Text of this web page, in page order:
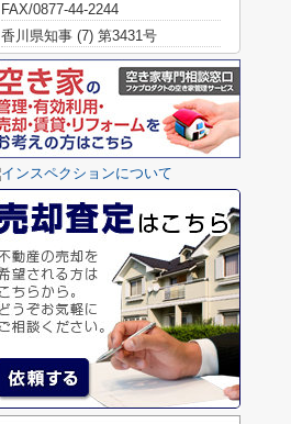
FAX/0877-44-2244
香川県知事 (7) 第3431号